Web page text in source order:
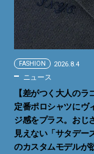
FASHION 2026.8.4
ニュース
【差がつく大人のラ
定番ポロシャツにヴ
ジ感をプラス。おじ
見えない「サタデー
のカスタムモデルが